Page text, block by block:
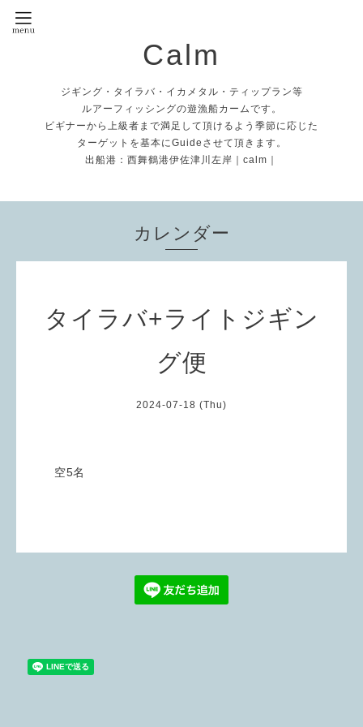
Calm
ジギング・タイラバ・イカメタル・ティップラン等
ルアーフィッシングの遊漁船カームです。
ビギナーから上級者まで満足して頂けるよう季節に応じた
ターゲットを基本にGuideさせて頂きます。
出船港：西舞鶴港伊佐津川左岸｜calm｜
カレンダー
タイラバ+ライトジギン
グ便
2024-07-18 (Thu)
空5名